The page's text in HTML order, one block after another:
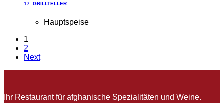
17. GRILLTELLER
Hauptspeise
1
2
Next
Ihr Restaurant für afghanische Spezialitäten und Weine.